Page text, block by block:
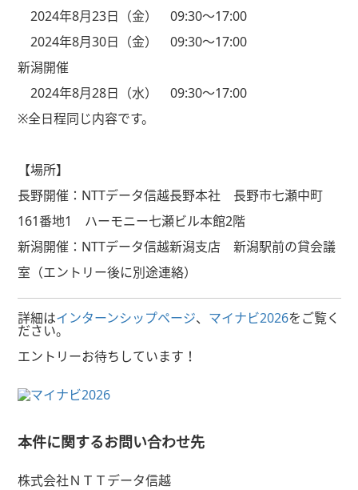
2024年8月23日（金） 09:30～17:00
2024年8月30日（金） 09:30～17:00
新潟開催
2024年8月28日（水） 09:30～17:00
※全日程同じ内容です。
【場所】
長野開催：NTTデータ信越長野本社 長野市七瀬中町
161番地1 ハーモニー七瀬ビル本館2階
新潟開催：NTTデータ信越新潟支店 新潟駅前の貸会議
室（エントリー後に別途連絡）
詳細はインターンシップページ、 マイナビ2026をご覧く
ださい。
エントリーお待ちしています！
本件に関するお問い合わせ先
株式会社ＮＴＴデータ信越